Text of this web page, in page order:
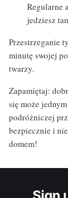
Regularne
jedziesz
Przestrzeganie
minutę swojej
twarzy.
Zapamiętaj:
się może
podróżniczej
bezpiecznie i
domem!